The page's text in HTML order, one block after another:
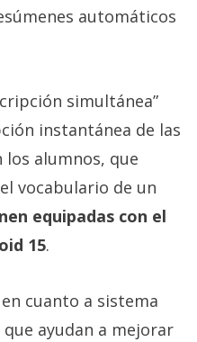
automáticos
simultánea”
instantánea de las
alumnos, que
vocabulario de un
equipadas con el
15.
cuanto a sistema
ayudan a mejorar